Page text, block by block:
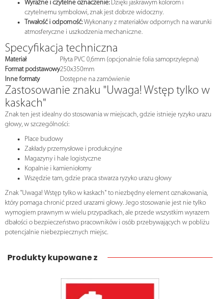
Wyraźne i czytelne oznaczenie:Dzięki jaskrawym kolorom i
czytelnemu symbolowi, znak jest dobrze widoczny.
Trwałość i odporność:Wykonany z materiałów odpornych na warunki
atmosferyczne i uszkodzenia mechaniczne.
Specyfikacja techniczna
Materiał
Płyta PVC 0,6mm (opcjonalnie folia samoprzylepna)
Format podstawowy250x350mm
Inne formaty
Dostępne na zamówienie
Zastosowanie znaku "Uwaga! Wstęp tylko w
kaskach"
Znak ten jest idealny do stosowania w miejscach, gdzie istnieje ryzyko urazu
głowy, w szczególności:
Place budowy
Zakłady przemysłowe i produkcyjne
Magazyny i hale logistyczne
Kopalnie i kamieniołomy
Wszędzie tam, gdzie praca stwarza ryzyko urazu głowy
Znak "Uwaga! Wstęp tylko w kaskach" to niezbędny element oznakowania,
który pomaga chronić przed urazami głowy. Jego stosowanie jest nie tylko
wymogiem prawnym w wielu przypadkach, ale przede wszystkim wyrazem
dbałości o bezpieczeństwo pracowników i osób przebywających w pobliżu
potencjalnie niebezpiecznych miejsc.
Produkty kupowane z